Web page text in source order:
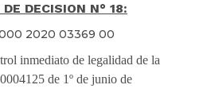
DECISION N° 18:
000 2020 03369 00
inmediato de legalidad de la
de 1º de junio de